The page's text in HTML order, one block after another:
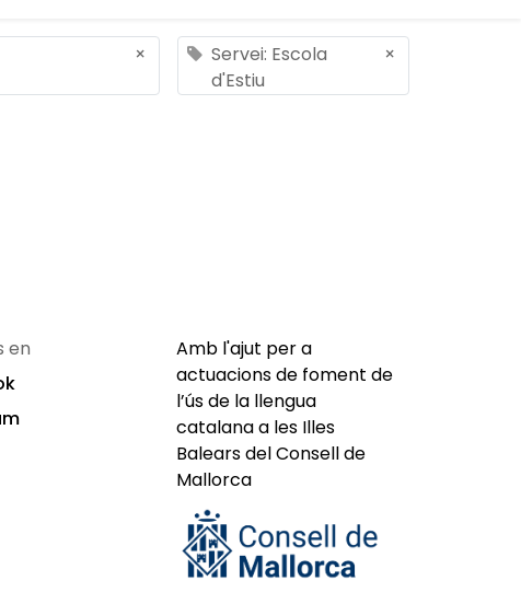
×
Servei: Escola
d'Estiu
×
en
Amb l'ajut per a
actuacions de foment de
l’ús de la llengua
catalana a les Illes
Balears del Consell de
Mallorca